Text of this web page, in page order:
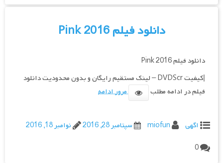
دانلود فیلم Pink 2016
دانلود فیلم Pink 2016
|کیفیت DVDScr – لینک مستقیم رایگان و بدون محدودیت دانلود
فیلم در ادامه مطلب
مرور ادامه
اگهی miofun سپتامبر 28, 2016
نوامبر 18, 2016
0